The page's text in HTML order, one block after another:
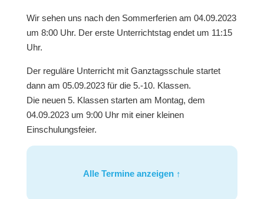
Wir sehen uns nach den Sommerferien am 04.09.2023
um 8:00 Uhr. Der erste Unterrichtstag endet um 11:15
Uhr.
Der reguläre Unterricht mit Ganztagsschule startet
dann am 05.09.2023 für die 5.-10. Klassen.
Die neuen 5. Klassen starten am Montag, dem
04.09.2023 um 9:00 Uhr mit einer kleinen
Einschulungsfeier.
Alle Termine anzeigen ↑